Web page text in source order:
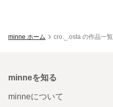
minne ホーム cro._.osta の作品一覧
minneを知る
minneについて